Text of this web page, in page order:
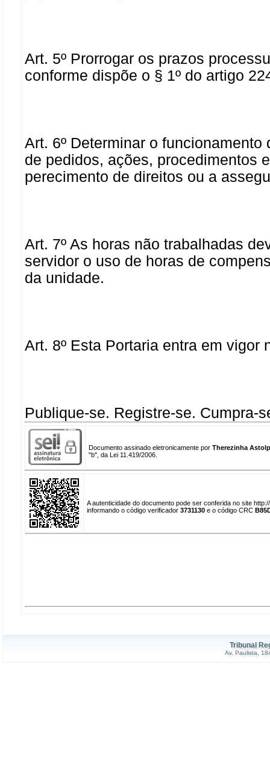
Art. 5º Prorrogar os prazos
conforme dispõe o § 1º do artigo
Art. 6º Determinar o
de pedidos, ações, procedimentos
perecimento de direitos ou a
Art. 7º As horas não trabalhadas
servidor o uso de horas de
da unidade.
Art. 8º Esta Portaria entra em vigor
Publique-se. Registre-se. Cumpra-
Documento assinado eletronicamente por Therezinha
"b", da Lei 11.419/2006.
A autenticidade do documento pode ser conferida no site
informando o código verificador 3731130e o código CRC
Tribunal
Av. Paulista,